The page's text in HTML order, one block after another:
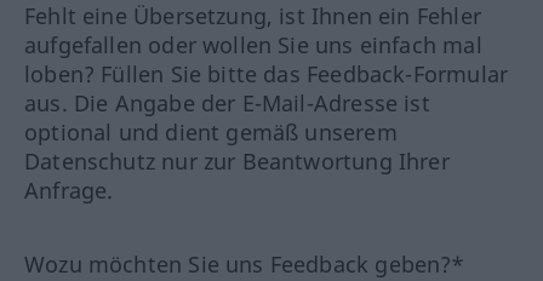
Fehlt eine Übersetzung, ist Ihnen ein Fehler
aufgefallen oder wollen Sie uns einfach mal
loben? Füllen Sie bitte das Feedback-Formular
aus. Die Angabe der E-Mail-Adresse ist
optional und dient gemäß unserem
Datenschutz nur zur Beantwortung Ihrer
Anfrage.
Wozu möchten Sie uns Feedback geben?*